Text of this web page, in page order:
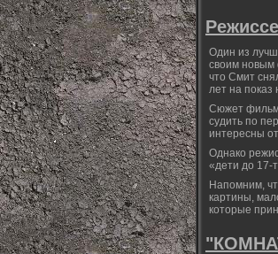
Один из
своим новым
что Смит
лет на показ
Сюжет
судить по
интересны
Однако
«дети до 17-
Напомним,
картины,
которые